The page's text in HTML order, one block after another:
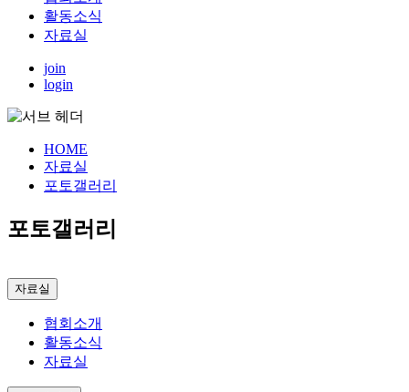
활동소식
자료실
join
login
HOME
자료실
포토갤러리
포토갤러리
자료실
협회소개
활동소식
자료실